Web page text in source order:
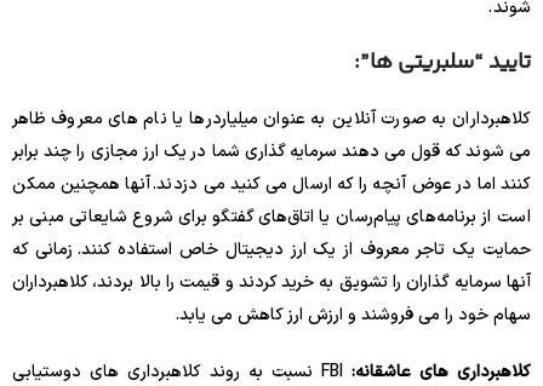
شوند .
تایید “سلبریتی ها”:
کلاهبرداران به صورت آنلاین به عنوان میلیاردرها یا نام های معروف ظاهر
می شوند که قول می دهند سرمایه گذاری شما در یک ارز مجازی را چند برابر
کنند اما در عوض آنچه را که ارسال می کنید می دزدند. آنها همچنین ممکن
است از برنامه‌های پیام‌رسان یا اتاق‌های گفتگو برای شروع شایعاتی مبنی بر
حمایت یک تاجر معروف از یک ارز دیجیتال خاص استفاده کنند. زمانی که
آنها سرمایه گذاران را تشویق به خرید کردند و قیمت را بالا بردند، کلاهبرداران
سهام خود را می فروشند و ارزش ارز کاهش می یابد.
کلاهبرداری های عاشقانه:
FBI نسبت به روند کلاهبرداری های دوستیابی